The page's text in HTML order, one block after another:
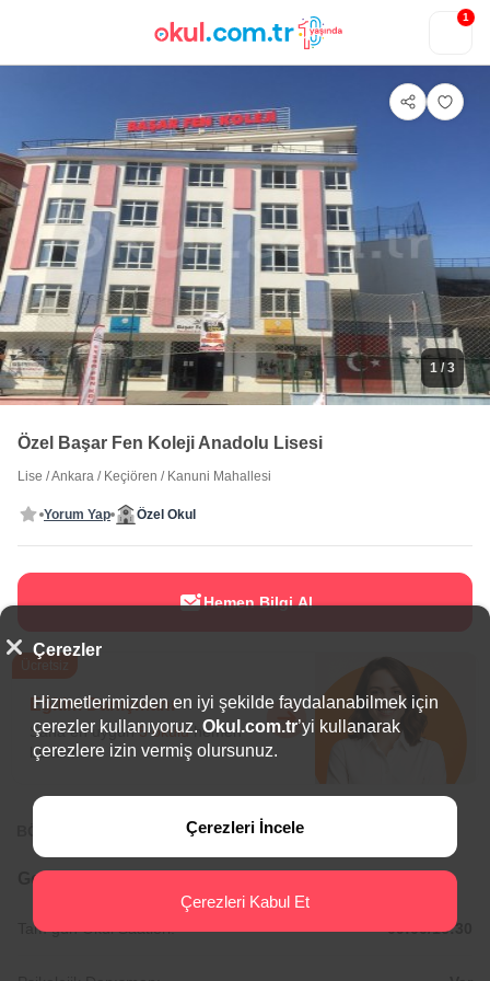
1
1/ 3
Özel Başar Fen Koleji Anadolu Lisesi
Lise /Ankara / Keçiören / Kanuni Mahallesi
Yorum Yap Özel Okul
Hemen Bilgi Al
Eğitim Danışmanı
Sana en uygun5 okuluhemen
bulalım.
BÖLGEDE ÖNE ÇIKAN OKULLAR
Genel Bilgiler
Tam gün Okul Saatleri: 09:00/16:30
Çerezler
Hizmetlerimizden en iyi şekilde faydalanabilmek için
çerezler kullanıyoruz. Okul.com.tr’yi kullanarak
çerezlere izin vermiş olursunuz.
Çerezleri İncele
Çerezleri Kabul Et